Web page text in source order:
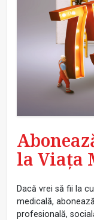
la Viața
Dacă vrei să fii la
medicală,
profesională,